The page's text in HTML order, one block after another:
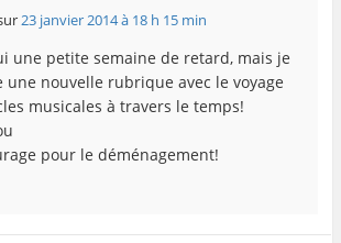
23 janvier 2014 à 18 h 15 min
une petite semaine de retard, mais je
une nouvelle rubrique avec le voyage
musicales à travers le temps!
pour le déménagement!